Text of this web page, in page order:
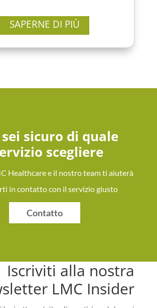
SAPERNE DI PIÙ
sicuro di quale
scegliere?
Healthcare e il nostro team ti aiuterà
in contatto con il servizio giusto.
Contatto
Iscriviti alla nostra
LMC Insider!